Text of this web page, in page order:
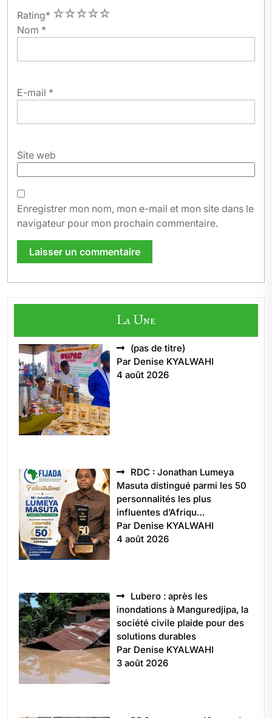
Rating* 5
4
3
2
1
Nom *
E-mail *
Site web
Enregistrer mon nom, mon e-mail et mon site dans le
navigateur pour mon prochain commentaire.
La Une
(pas de titre)
5496
Par Denise KYALWAHI
4 août 2026
RDC : Jonathan Lumeya
Masuta distingué parmi les 50
personnalités les plus
influentes d’Afriqu…
Par Denise KYALWAHI
4 août 2026
Lubero : après les
inondations à Manguredjipa, la
société civile plaide pour des
solutions durables
Par Denise KYALWAHI
3 août 2026